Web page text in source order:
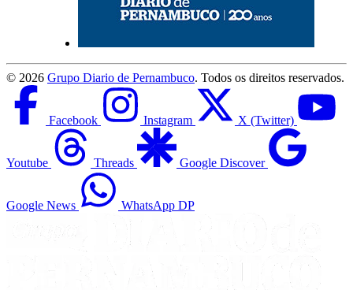
© 2026 Grupo Diario de Pernambuco. Todos os direitos reservados.
Facebook Instagram X (Twitter)
Youtube Threads Google Discover
Google News WhatsApp DP